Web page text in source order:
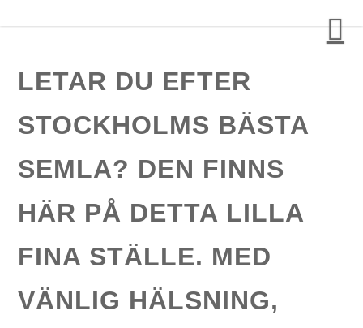
LETAR DU EFTER
STOCKHOLMS BÄSTA
SEMLA? DEN FINNS
HÄR PÅ DETTA LILLA
FINA STÄLLE. MED
VÄNLIG HÄLSNING,